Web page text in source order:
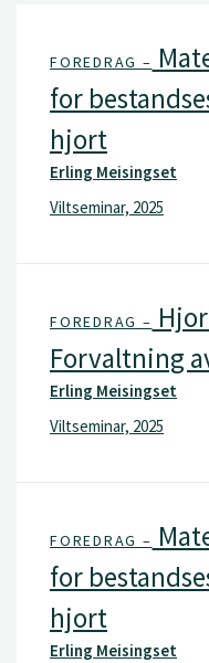
FOREDRAG –
for
hjort
Erling Meisingset
Viltseminar, 2025
FOREDRAG –
Forvaltning
Erling Meisingset
Viltseminar, 2025
FOREDRAG –
for
hjort
Erling Meisingset